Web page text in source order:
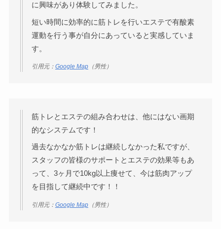
に興味があり体験してみました。
短い時間に効率的に筋トレを行いエステで有酸素
運動を行う事が自分にあっていると実感していま
す。
引用元： Google Map（男性）
筋トレとエステの組み合わせは、他にはない画期
的なシステムです！
過去なかなか筋トレは継続しなかった私ですが、
スタッフの皆様のサポートとエステの効果等もあ
って、3ヶ月で10kg以上痩せて、今は筋肉アップ
を目指して継続中です！！
引用元： Google Map（男性）